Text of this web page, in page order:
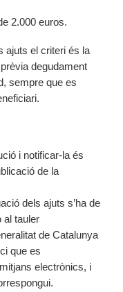
2.000 euros.
ajuts el criteri és la
degudament
sempre que es
i notificar-la és
de la
dels ajuts s’ha de
al tauler
de Catalunya
que es
electrònics, i